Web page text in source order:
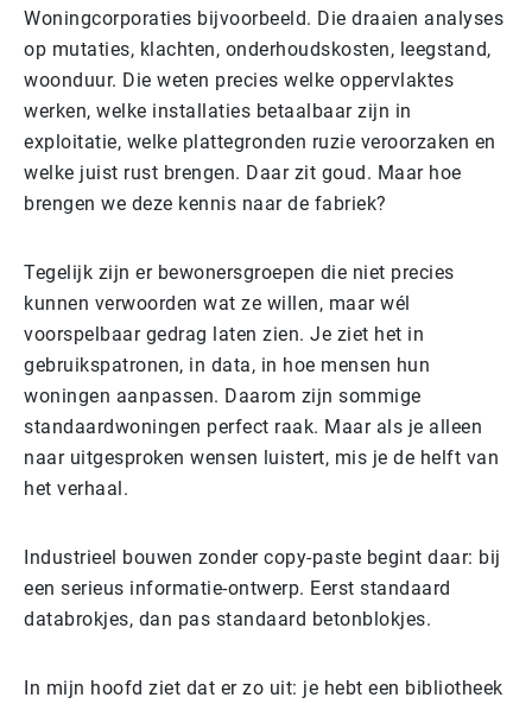
Woningcorporaties bijvoorbeeld. Die draaien analyses
op mutaties, klachten, onderhoudskosten, leegstand,
woonduur. Die weten precies welke oppervlaktes
werken, welke installaties betaalbaar zijn in
exploitatie, welke plattegronden ruzie veroorzaken en
welke juist rust brengen. Daar zit goud. Maar hoe
brengen we deze kennis naar de fabriek?
Tegelijk zijn er bewonersgroepen die niet precies
kunnen verwoorden wat ze willen, maar wél
voorspelbaar gedrag laten zien. Je ziet het in
gebruikspatronen, in data, in hoe mensen hun
woningen aanpassen. Daarom zijn sommige
standaardwoningen perfect raak. Maar als je alleen
naar uitgesproken wensen luistert, mis je de helft van
het verhaal.
Industrieel bouwen zonder copy-paste begint daar: bij
een serieus informatie-ontwerp. Eerst standaard
databrokjes, dan pas standaard betonblokjes.
In mijn hoofd ziet dat er zo uit: je hebt een bibliotheek